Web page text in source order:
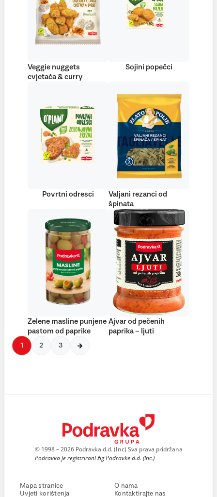
Veggie nuggets
cvjetača & curry
Sojini popečci
Povrtni odresci
Valjani rezanci od
špinata
Zelene masline punjene
pastom od paprike
Ajvar od pečenih
paprika – ljuti
1 2 3
© 1998 – 2026 Podravka d.d. (Inc) Sva prava pridržana
Podravka je registrirani žig Podravke d.d. (Inc.)
Mapa stranice
Uvjeti korištenja
O nama
Kontaktirajte nas